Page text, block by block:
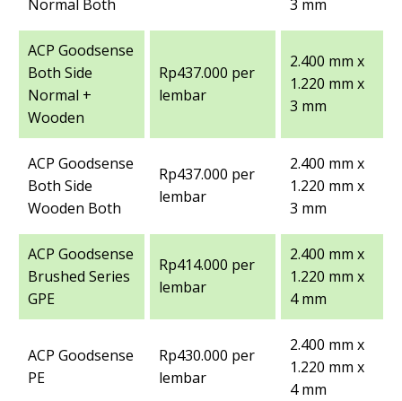
Normal Both
3 mm
ACP Goodsense
Both Side
Normal +
Wooden
Rp437.000 per
lembar
2.400 mm x
1.220 mm x
3 mm
ACP Goodsense
Both Side
Wooden Both
Rp437.000 per
lembar
2.400 mm x
1.220 mm x
3 mm
ACP Goodsense
Brushed Series
GPE
Rp414.000 per
lembar
2.400 mm x
1.220 mm x
4 mm
ACP Goodsense
PE
Rp430.000 per
lembar
2.400 mm x
1.220 mm x
4 mm